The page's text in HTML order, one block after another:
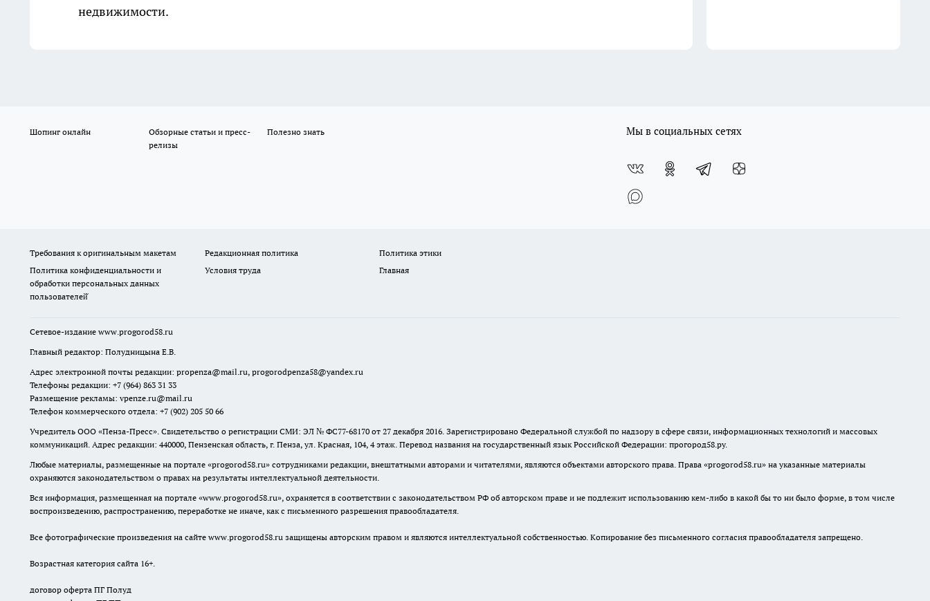
недвижимости.
Шопинг онлайн
Обзорные статьи и пресс-
релизы
Полезно знать Мы в социальных сетях
Требования к оригинальным макетам Редакционная политика
Политика этики
Политика конфиденциальности и
обработки персональных данных
пользователей̆
Условия труда Главная
Сетевое-издание www.progorod58.ru
Главный редактор: Полудницына Е.В.
Адрес электронной почты редакции: propenza@mail.ru, progorodpenza58@yandex.ru
Телефоны редакции: +7 (964) 863 31 33
Размещение рекламы: vpenze.ru@mail.ru
Телефон коммерческого отдела: +7 (902) 205 50 66
Учредитель ООО «Пенза-Пресс». Свидетельство о регистрации СМИ: ЭЛ № ФС77-68170 от 27 декабря 2016. Зарегистрировано Федеральной службой по надзору в сфере связи, информационных технологий и массовых
коммуникаций. Адрес редакции: 440000, Пензенская область, г. Пенза, ул. Красная, 104, 4 этаж. Перевод названия на государственный язык Российской Федерации: прогород58.ру.
Любые материалы, размещенные на портале «progorod58.ru» сотрудниками редакции, внештатными авторами и читателями, являются объектами авторского права. Права «progorod58.ru» на указанные материалы
охраняются законодательством о правах на результаты интеллектуальной деятельности.
Вся информация, размещенная на портале «www.progorod58.ru», охраняется в соответствии с законодательством РФ об авторском праве и не подлежит использованию кем-либо в какой бы то ни было форме, в том числе
воспроизведению, распространению, переработке не иначе, как с письменного разрешения правообладателя.
Все фотографические произведения на сайте www.progorod58.ru защищены авторским правом и являются интеллектуальной собственностью. Копирование без письменного согласия правообладателя запрещено.
Возрастная категория сайта 16+.
договор оферта ПГ Полуд